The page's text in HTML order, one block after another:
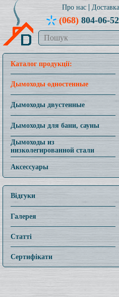
Про нас
(068)804-06-52
Каталог продукції:
Дымоходы одностенные
Дымоходы двустенные
Дымоходы для бани, сауны
Дымоходы из
низколегированной стали
Аксессуары
Відгуки
Галерея
Статті
Сертифікати